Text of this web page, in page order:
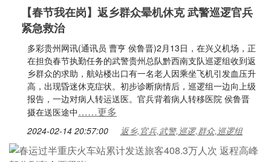
【春节我在岗】返乡群众晕机休克 武警巡逻官兵
紧急救治
多彩贵州网讯(通讯员 曹亨 侯鲁晋)2月13日，在兴义机场，正
在担负春节执勤任务的武警贵州总队黔西南支队巡逻组收到返
乡群众的求助，航站楼出口有一名老人因乘坐飞机引发血压升
高，出现昏迷休克症状。初步诊断病情后，巡逻组一边向上级
报告，一边对病人转运送医。官兵背着病人转移医院 侯鲁晋
摄在送医途中……更多
2024-02-14 20:57:00 返乡,官兵,武警,巡逻,群众,巡逻组